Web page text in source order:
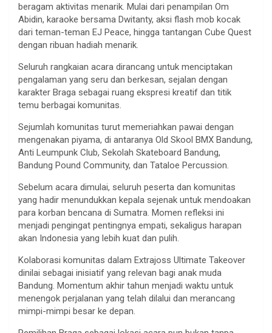
beragam aktivitas menarik. Mulai dari penampilan Om
Abidin, karaoke bersama Dwitanty, aksi flash mob kocak
dari teman-teman EJ Peace, hingga tantangan Cube Quest
dengan ribuan hadiah menarik.
Seluruh rangkaian acara dirancang untuk menciptakan
pengalaman yang seru dan berkesan, sejalan dengan
karakter Braga sebagai ruang ekspresi kreatif dan titik
temu berbagai komunitas.
Sejumlah komunitas turut memeriahkan pawai dengan
mengenakan piyama, di antaranya Old Skool BMX Bandung,
Anti Leumpunk Club, Sekolah Skateboard Bandung,
Bandung Pound Community, dan Tataloe Percussion.
Sebelum acara dimulai, seluruh peserta dan komunitas
yang hadir menundukkan kepala sejenak untuk mendoakan
para korban bencana di Sumatra. Momen refleksi ini
menjadi pengingat pentingnya empati, sekaligus harapan
akan Indonesia yang lebih kuat dan pulih.
Kolaborasi komunitas dalam Extrajoss Ultimate Takeover
dinilai sebagai inisiatif yang relevan bagi anak muda
Bandung. Momentum akhir tahun menjadi waktu untuk
menengok perjalanan yang telah dilalui dan merancang
mimpi-mimpi besar ke depan.